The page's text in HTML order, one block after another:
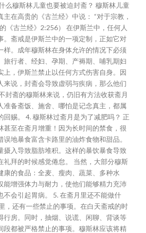
么穆斯林儿童也要被迫封斋？ 穆斯林儿童
在高贵的《古兰经》中说： “对于宗教，
《古兰经》2:256） 在伊斯兰中，任何人
。斋戒是伊斯兰中的一项定制，正如它对
样。成年穆斯林在身体允许的情况下必须
旅行者、经妇、孕期、产褥期、哺乳期妇
上，伊斯兰禁止以任何方式伤害自身。因
来说，封斋会导致虚弱与疾病，那么他们
封斋的穆斯林来说，仍旧有方法收获斋月
准备斋饭、施舍、哪怕是记念真主，都属
回赐。 4. 穆斯林过斋月是为了减肥吗？ 正
甚至在斋月增重！因为长时间的禁食，很
误地暴食富含卡路里的油炸食物和甜品。
摄入导致脂肪堆积。这样的暴饮暴食导致
礼拜的时候感觉倦怠。 当然，大部分穆斯
康的食品：全麦、瘦肉、蔬菜、多种水
能增强体力与耐力，使他们能够精力充沛
不会引起胃病。 5. 在斋月里还不能做什
，还有一些禁止的事项。在白天斋戒的时
行房。同时，抽烟、说谎、闲聊、背谈等
段都被严格禁止的事项。穆斯林应该将精